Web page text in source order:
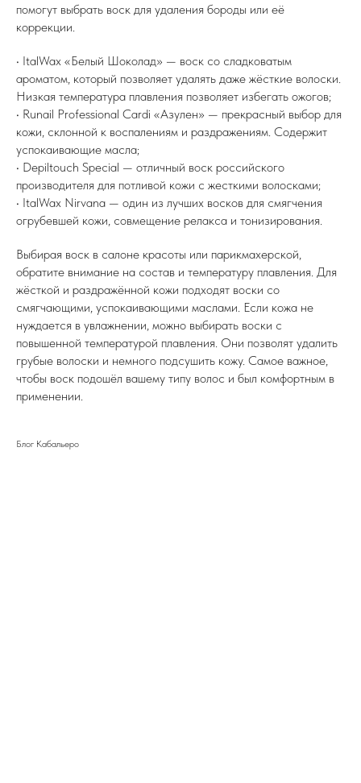
помогут выбрать воск для удаления бороды или её
коррекции.
• ItalWax «Белый Шоколад» — воск со сладковатым
ароматом, который позволяет удалять даже жёсткие волоски.
Низкая температура плавления позволяет избегать ожогов;
• Runail Professional Cardi «Азулен» — прекрасный выбор для
кожи, склонной к воспалениям и раздражениям. Содержит
успокаивающие масла;
• Depiltouch Special — отличный воск российского
производителя для потливой кожи с жесткими волосками;
• ItalWax Nirvana — один из лучших восков для смягчения
огрубевшей кожи, совмещение релакса и тонизирования.
Выбирая воск в салоне красоты или парикмахерской,
обратите внимание на состав и температуру плавления. Для
жёсткой и раздражённой кожи подходят воски со
смягчающими, успокаивающими маслами. Если кожа не
нуждается в увлажнении, можно выбирать воски с
повышенной температурой плавления. Они позволят удалить
грубые волоски и немного подсушить кожу. Самое важное,
чтобы воск подошёл вашему типу волос и был комфортным в
применении.
Блог Кабальеро